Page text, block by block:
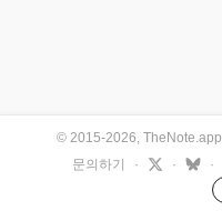
© 2015-2026, TheNote.app
문의하기
· · ·